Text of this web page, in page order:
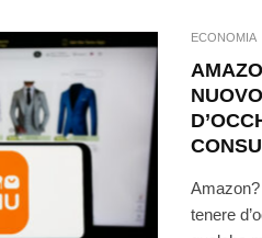
ECONOMIA
tenere